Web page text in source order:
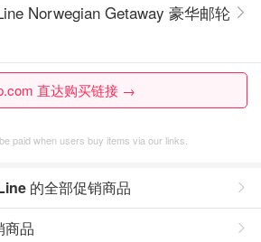
Norwegian Getaway 豪华邮轮
直达购买链接 →
paid when users buy items via our links.
的全部促销商品
商品